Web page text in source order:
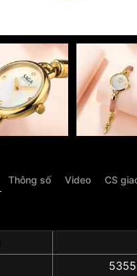
Thông số Video CS